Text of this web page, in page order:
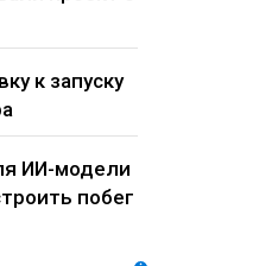
к запуску
ИИ-модели
побег